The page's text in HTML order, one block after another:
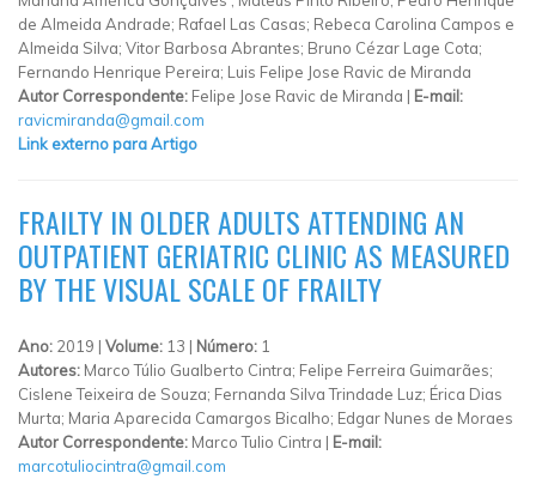
de Almeida Andrade; Rafael Las Casas; Rebeca Carolina Campos e
Almeida Silva; Vitor Barbosa Abrantes; Bruno Cézar Lage Cota;
Fernando Henrique Pereira; Luis Felipe Jose Ravic de Miranda
Autor Correspondente: Felipe Jose Ravic de Miranda | E-mail:
ravicmiranda@gmail.com
Link externo para Artigo
FRAILTY IN OLDER ADULTS ATTENDING AN
OUTPATIENT GERIATRIC CLINIC AS MEASURED
BY THE VISUAL SCALE OF FRAILTY
Ano: 2019 | Volume: 13 | Número: 1
Autores: Marco Túlio Gualberto Cintra; Felipe Ferreira Guimarães;
Cislene Teixeira de Souza; Fernanda Silva Trindade Luz; Érica Dias
Murta; Maria Aparecida Camargos Bicalho; Edgar Nunes de Moraes
Autor Correspondente: Marco Tulio Cintra | E-mail:
marcotuliocintra@gmail.com